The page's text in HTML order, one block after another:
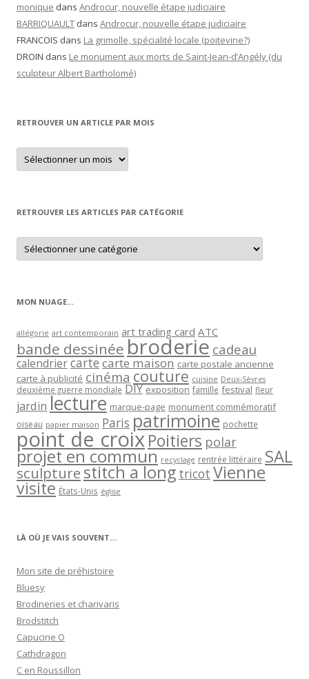
monique dans Androcur, nouvelle étape judiciaire
BARRIQUAULT dans Androcur, nouvelle étape judiciaire
FRANCOIS dans La grimolle, spécialité locale (poitevine?)
DROIN dans Le monument aux morts de Saint-Jean-d’Angély (du
sculpteur Albert Bartholomé)
RETROUVER UN ARTICLE PAR MOIS
Retrouver
un
article
RETROUVER LES ARTICLES PAR CATÉGORIE
Retrouver
les
articles
MON NUAGE…
allégorie art contemporain art trading card ATC
bande dessinée broderie cadeau
calendriercartecarte maison carte postale ancienne
carte à publicité cinéma couture cuisine Deux-Sèvres
deuxième guerre mondiale DIY exposition famille festival fleur
jardin lecture marque-page monument commémoratif
oiseau papier maison Paris patrimoine pochette
point de croixPoitiers polar
projet en commun recyclage rentrée littéraire SAL
sculpturestitch a long tricot Vienne
visite États-Unis église
LÀ OÙ JE VAIS SOUVENT…
Mon site de préhistoire
Bluesy
Brodineries et charivaris
Brodstitch
Capucine O
Cathdragon
C en Roussillon